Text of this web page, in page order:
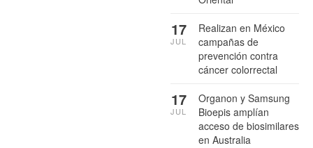
Realizan en México
campañas de
prevención contra
cáncer colorrectal
17
JUL
Organon y Samsung
Bioepis amplían
acceso de biosimilares
en Australia
17
JUL